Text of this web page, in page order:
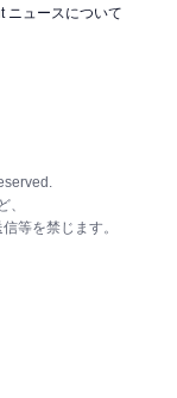
ニュースについて
、
等を禁じます。